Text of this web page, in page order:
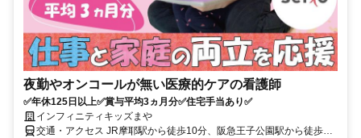
夜勤やオンコールが無い医療的ケアの看護師
✅年休125日以上✅賞与平均3ヵ月分✅住宅手当あり✅
インフィニティキッズまや
交通・アクセス JR摩耶駅から徒歩10分、阪急王子公園駅から徒歩15